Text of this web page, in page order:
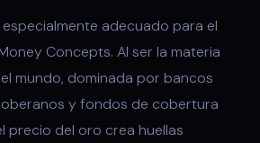
especialmente adecuado para el
Concepts. Al ser la materia
mundo, dominada por bancos
y fondos de cobertura
precio del oro crea huellas